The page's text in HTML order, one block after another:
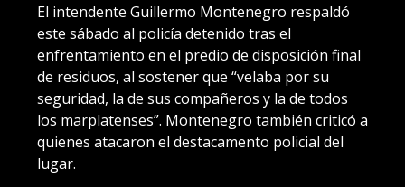
El intendente Guillermo Montenegro respaldó
este sábado al policía detenido tras el
enfrentamiento en el predio de disposición final
de residuos, al sostener que “velaba por su
seguridad, la de sus compañeros y la de todos
los marplatenses”. Montenegro también criticó a
quienes atacaron el destacamento policial del
lugar.